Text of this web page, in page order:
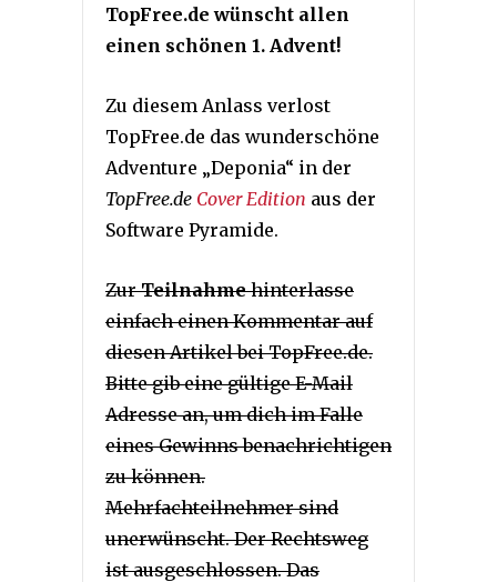
TopFree.de wünscht allen
einen schönen 1. Advent!
Zu diesem Anlass verlost
TopFree.de das wunderschöne
Adventure „Deponia“ in der
TopFree.de Cover Edition aus der
Software Pyramide.
ZurTeilnahmehinterlasse
einfach einen Kommentar auf
diesen Artikel bei TopFree.de.
Bitte gib eine gültige E-Mail
Adresse an, um dich im Falle
eines Gewinns benachrichtigen
zu können.
Mehrfachteilnehmer sind
unerwünscht. Der Rechtsweg
ist ausgeschlossen. Das